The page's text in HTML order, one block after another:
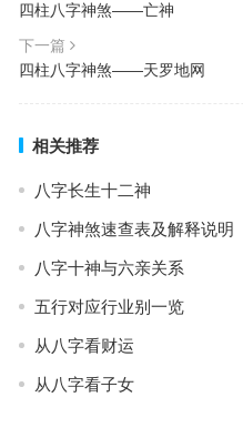
四柱八字神煞——亡神
下一篇
四柱八字神煞——天罗地网
相关推荐
八字长生十二神
八字神煞速查表及解释说明
八字十神与六亲关系
五行对应行业别一览
从八字看财运
从八字看子女